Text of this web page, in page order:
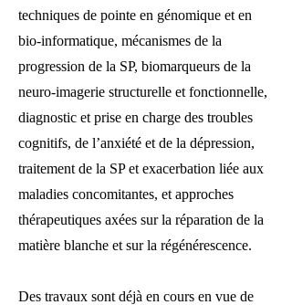
techniques de pointe en génomique et en
bio-informatique, mécanismes de la
progression de la SP, biomarqueurs de la
neuro-imagerie structurelle et fonctionnelle,
diagnostic et prise en charge des troubles
cognitifs, de l’anxiété et de la dépression,
traitement de la SP et exacerbation liée aux
maladies concomitantes, et approches
thérapeutiques axées sur la réparation de la
matière blanche et sur la régénérescence.
Des travaux sont déjà en cours en vue de